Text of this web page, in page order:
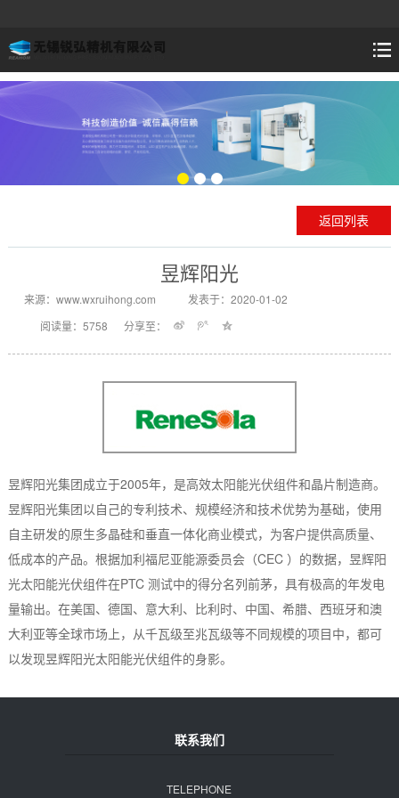
返回列表
昱辉阳光
来源：www.wxruihong.com
发表于：2020-01-02
阅读量：5758
分享至：
昱辉阳光集团成立于2005年，是高效太阳能光伏组件和晶片制造商。
昱辉阳光集团以自己的专利技术、规模经济和技术优势为基础，使用
自主研发的原生多晶硅和垂直一体化商业模式，为客户提供高质量、
低成本的产品。根据加利福尼亚能源委员会（CEC ）的数据，昱辉阳
光太阳能光伏组件在PTC 测试中的得分名列前茅，具有极高的年发电
量输出。在美国、德国、意大利、比利时、中国、希腊、西班牙和澳
大利亚等全球市场上，从千瓦级至兆瓦级等不同规模的项目中，都可
以发现昱辉阳光太阳能光伏组件的身影。
联系我们
TELEPHONE